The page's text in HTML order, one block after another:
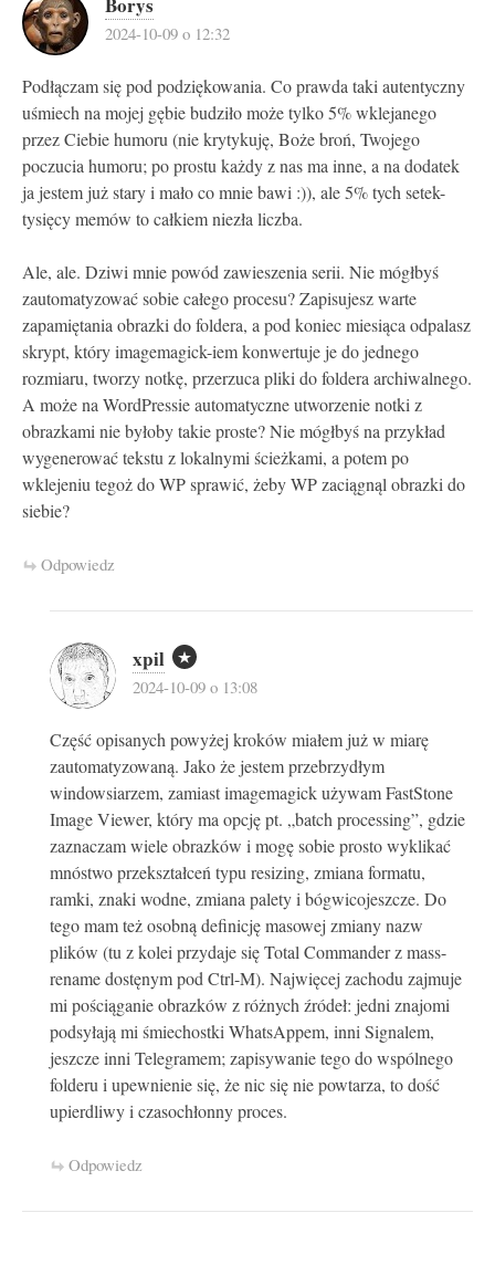
2024-10-09 o 12:32
Podłączam się pod podziękowania. Co prawda taki autentyczny
uśmiech na mojej gębie budziło może tylko 5% wklejanego
przez Ciebie humoru (nie krytykuję, Boże broń, Twojego
poczucia humoru; po prostu każdy z nas ma inne, a na dodatek
ja jestem już stary i mało co mnie bawi :)), ale 5% tych setek-
tysięcy memów to całkiem niezła liczba.
Ale, ale. Dziwi mnie powód zawieszenia serii. Nie mógłbyś
zautomatyzować sobie całego procesu? Zapisujesz warte
zapamiętania obrazki do foldera, a pod koniec miesiąca odpalasz
skrypt, który imagemagick-iem konwertuje je do jednego
rozmiaru, tworzy notkę, przerzuca pliki do foldera archiwalnego.
A może na WordPressie automatyczne utworzenie notki z
obrazkami nie byłoby takie proste? Nie mógłbyś na przykład
wygenerować tekstu z lokalnymi ścieżkami, a potem po
wklejeniu tegoż do WP sprawić, żeby WP zaciągnąl obrazki do
siebie?
Odpowiedz
xpil
2024-10-09 o 13:08
Część opisanych powyżej kroków miałem już w miarę
zautomatyzowaną. Jako że jestem przebrzydłym
windowsiarzem, zamiast imagemagick używam FastStone
Image Viewer, który ma opcję pt. „batch processing”, gdzie
zaznaczam wiele obrazków i mogę sobie prosto wyklikać
mnóstwo przekształceń typu resizing, zmiana formatu,
ramki, znaki wodne, zmiana palety i bógwicojeszcze. Do
tego mam też osobną definicję masowej zmiany nazw
plików (tu z kolei przydaje się Total Commander z mass-
rename dostęnym pod Ctrl-M). Najwięcej zachodu zajmuje
mi pościąganie obrazków z różnych źródeł: jedni znajomi
podsyłają mi śmiechostki WhatsAppem, inni Signalem,
jeszcze inni Telegramem; zapisywanie tego do wspólnego
folderu i upewnienie się, że nic się nie powtarza, to dość
upierdliwy i czasochłonny proces.
Odpowiedz